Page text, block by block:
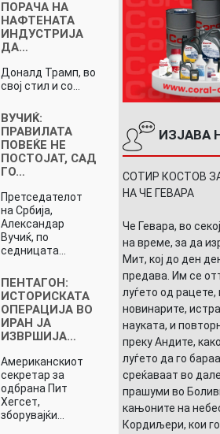
ПОРАЧА НА
НАФТЕНАТА
ИНДУСТРИЈА
ДА…
Доналд Трамп, во
свој стил и со…
ВУЧИЌ:
ПРАВИЛАТА
ПОВЕЌЕ НЕ
ПОСТОЈАТ, САД
ГО…
Претседателот
на Србија,
Александар
Вучиќ, по
седницата…
ПЕНТАГОН:
ИСТОРИСКАТА
ОПЕРАЦИЈА ВО
ИРАН ЈА
ИЗВРШИЈА…
Американскиот
секретар за
одбрана Пит
Хегсет,
зборувајќи…
ИЗЈАВА
СОТИР КОСТОВ
НА ЧЕ ГЕВАРА
Че Гевара, во
на време, за да
Мит, кој до ден
предава. Им се
луѓето од рацете,
новинарите,
науката, и
преку Андите,
луѓето да го
среќаваат во
прашуми во
кањоните на
Кордиљери, кои го